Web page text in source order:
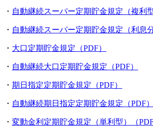
・ 自動継続スーパー定期貯金規定（複利
・ 自動継続スーパー定期貯金規定（利息
・ 大口定期貯金規定（PDF）
・ 自動継続大口定期貯金規定（PDF）
・ 期日指定定期貯金規定（PDF）
・ 自動継続期日指定定期貯金規定（PDF）
・ 変動金利定期貯金規定（単利型）（PDF